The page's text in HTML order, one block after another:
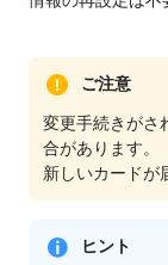
ご注意
変更手続きがさ
合があります。
新しいカードが
ヒント